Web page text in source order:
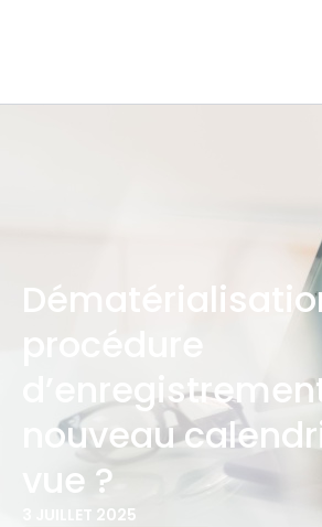
procédure
nouveau
vue ?
3 JUILLET 2025